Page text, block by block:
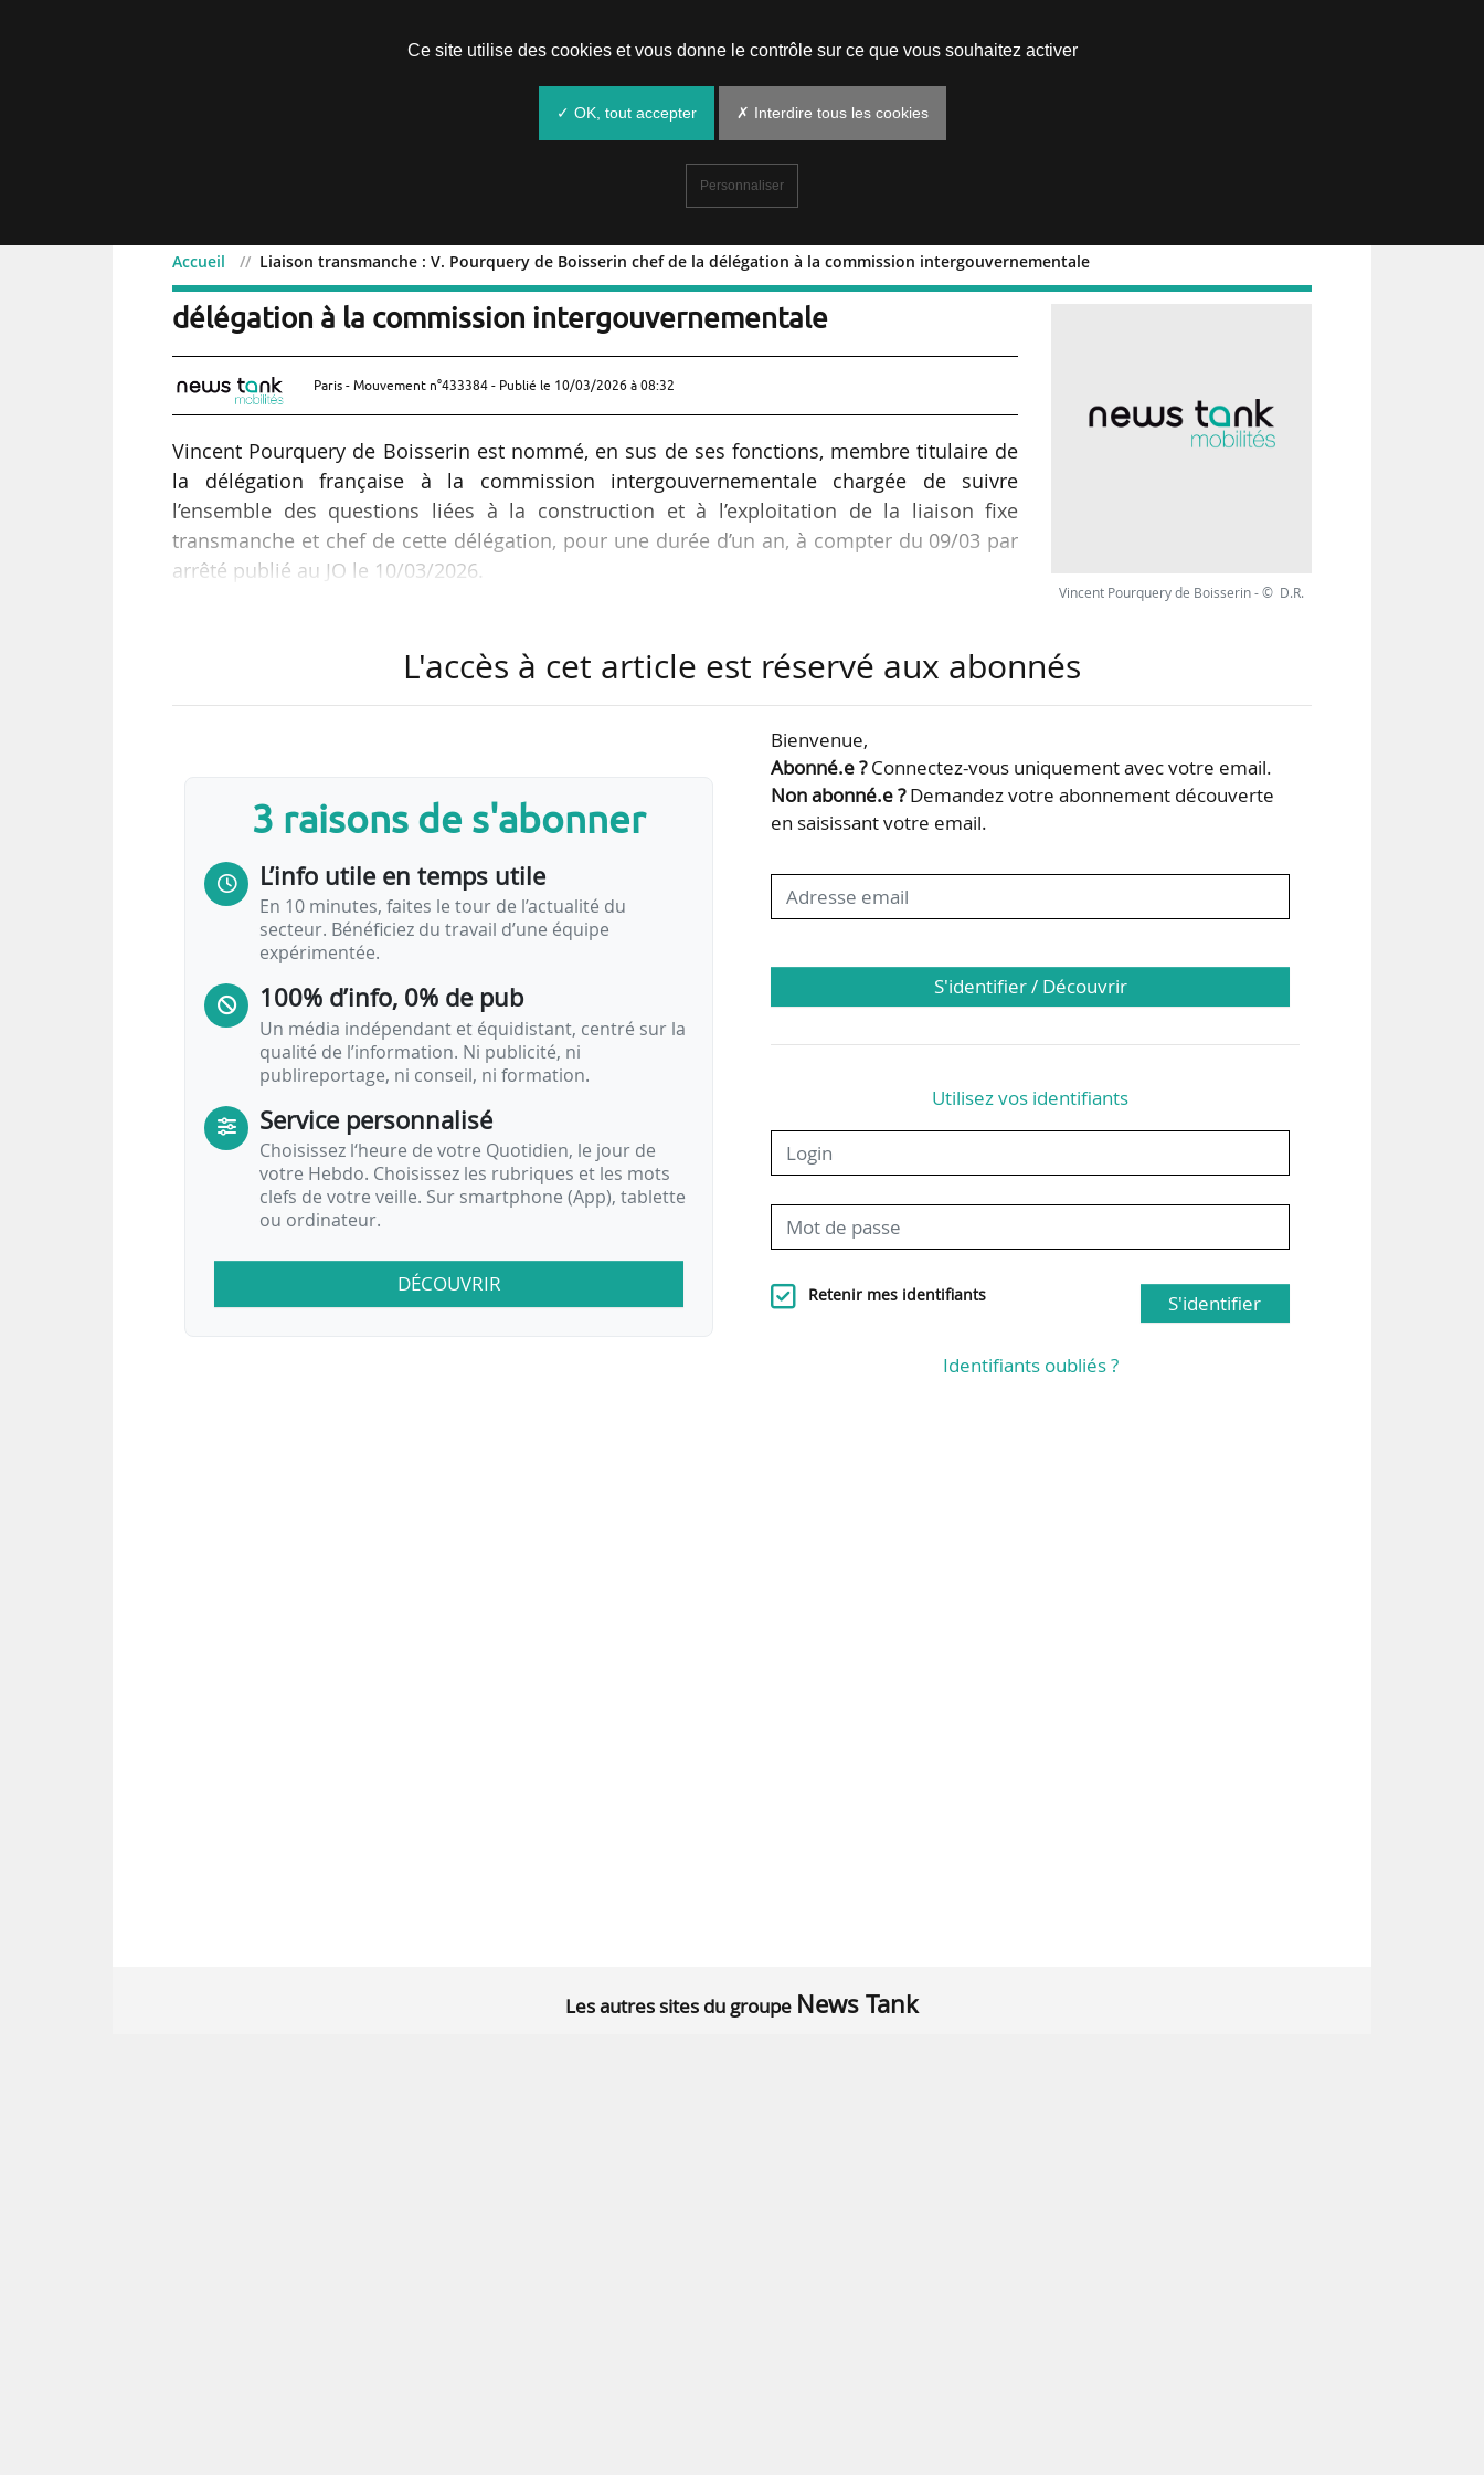
Accueil Liaison transmanche : V. Pourquery de Boisserin chef de la délégation à la commission intergouvernementale
Liaison transmanche : V. Pourquery de Boisserin chef de la
délégation à la commission intergouvernementale
Paris - Mouvement n°433384 - Publié le 10/03/2026 à 08:32
Vincent Pourquery de Boisserin est nommé, en sus de ses fonctions, membre titulaire de
la délégation française à la commission intergouvernementale chargée de suivre
l’ensemble des questions liées à la construction et à l’exploitation de la liaison fixe
transmanche et chef de cette délégation, pour une durée d’un an, à compter du 09/03 par
arrêté publié au JO le 10/03/2026.
l’environnement et du développement durable, a fait valoir ses droits à la retraite à
Vincent Pourquery de Boisserin - © D.R.
L'accès à cet article est réservé aux abonnés
3 raisons de s'abonner
L’info utile en temps utile
En 10 minutes, faites le tour de l’actualité du
secteur. Bénéficiez du travail d’une équipe
expérimentée.
100% d’info, 0% de pub
Un média indépendant et équidistant, centré sur la
qualité de l’information. Ni publicité, ni
publireportage, ni conseil, ni formation.
Service personnalisé
Choisissez l‘heure de votre Quotidien, le jour de
votre Hebdo. Choisissez les rubriques et les mots
clefs de votre veille. Sur smartphone (App), tablette
ou ordinateur.
DÉCOUVRIR
Bienvenue,
Abonné.e ?Connectez-vous uniquement avec votre email.
Non abonné.e ?Demandez votre abonnement découverte
en saisissant votre email.
S'identifier / Découvrir
Utilisez vos identifiants
Retenir mes identifiants S'identifier
Identifiants oubliés ?
Les autres sites du groupe News Tank
Ce site utilise des cookies et vous donne le contrôle sur ce que vous souhaitez activer
✓ OK, tout accepter ✗ Interdire tous les cookies
Personnaliser